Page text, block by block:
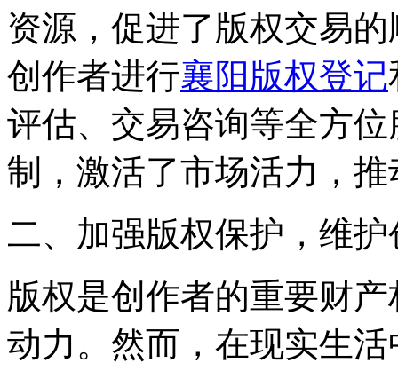
资源，促进了版权交易
创作者进行襄阳版权登记
评估、交易咨询等全方
制，激活了市场活力，
二、加强版权保护，维
版权是创作者的重要财
动力。然而，在现实生